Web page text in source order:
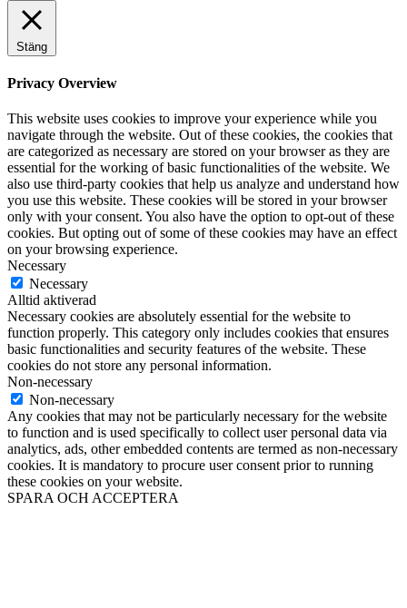
Stäng
Privacy Overview
This website uses cookies to improve your experience while you
navigate through the website. Out of these cookies, the cookies that
are categorized as necessary are stored on your browser as they are
essential for the working of basic functionalities of the website. We
also use third-party cookies that help us analyze and understand how
you use this website. These cookies will be stored in your browser
only with your consent. You also have the option to opt-out of these
cookies. But opting out of some of these cookies may have an effect
on your browsing experience.
Necessary
Necessary
Alltid aktiverad
Necessary cookies are absolutely essential for the website to
function properly. This category only includes cookies that ensures
basic functionalities and security features of the website. These
cookies do not store any personal information.
Non-necessary
Non-necessary
Any cookies that may not be particularly necessary for the website
to function and is used specifically to collect user personal data via
analytics, ads, other embedded contents are termed as non-necessary
cookies. It is mandatory to procure user consent prior to running
these cookies on your website.
SPARA OCH ACCEPTERA